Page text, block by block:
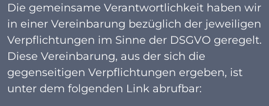
Die gemeinsame Verantwortlichkeit haben wir
in einer Vereinbarung bezüglich der jeweiligen
Verpflichtungen im Sinne der DSGVO geregelt.
Diese Vereinbarung, aus der sich die
gegenseitigen Verpflichtungen ergeben, ist
unter dem folgenden Link abrufbar: